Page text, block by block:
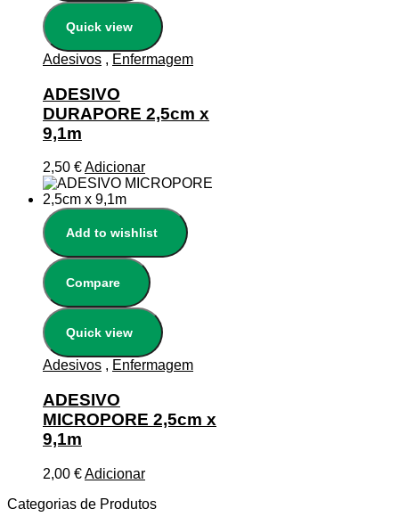
Quick view
Adesivos , Enfermagem
ADESIVO
DURAPORE 2,5cm x
9,1m
2,50 €Adicionar
Add to wishlist
Compare
Quick view
Adesivos , Enfermagem
ADESIVO
MICROPORE 2,5cm x
9,1m
2,00 €Adicionar
Categorias de Produtos